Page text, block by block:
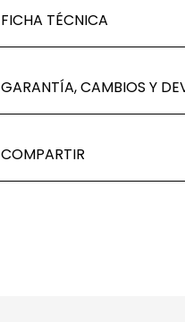
FICHA TÉCNICA
GARANTÍA, CAMBIOS Y
COMPARTIR